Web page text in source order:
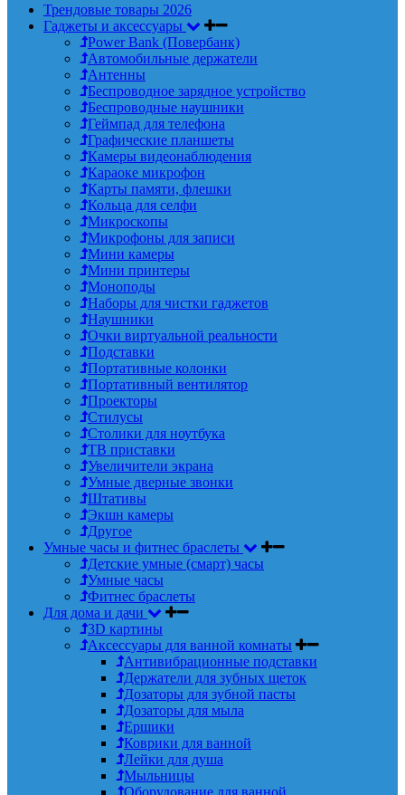
Трендовые товары 2026
Гаджеты и аксессуары
Power Bank (Повербанк)
Автомобильные держатели
Антенны
Беспроводное зарядное устройство
Беспроводные наушники
Геймпад для телефона
Графические планшеты
Камеры видеонаблюдения
Караоке микрофон
Карты памяти, флешки
Кольца для селфи
Микроскопы
Микрофоны для записи
Мини камеры
Мини принтеры
Моноподы
Наборы для чистки гаджетов
Наушники
Очки виртуальной реальности
Подставки
Портативные колонки
Портативный вентилятор
Проекторы
Стилусы
Столики для ноутбука
ТВ приставки
Увеличители экрана
Умные дверные звонки
Штативы
Экшн камеры
Другое
Умные часы и фитнес браслеты
Детские умные (смарт) часы
Умные часы
Фитнес браслеты
Для дома и дачи
3D картины
Аксессуары для ванной комнаты
Антивибрационные подставки
Держатели для зубных щеток
Дозаторы для зубной пасты
Дозаторы для мыла
Ершики
Коврики для ванной
Лейки для душа
Мыльницы
Оборудование для ванной